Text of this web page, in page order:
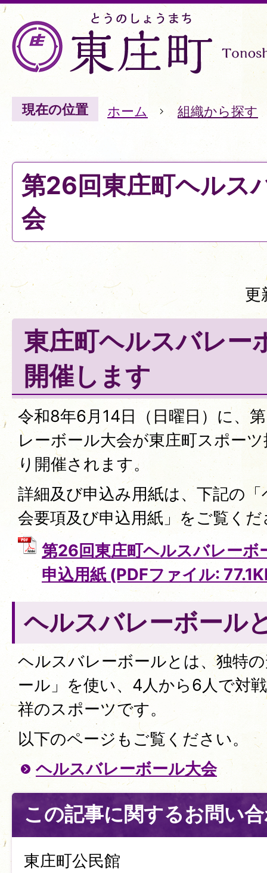
現在の位置 ホーム 組織から探す
第26回東庄町ヘルス
会
更
東庄町ヘルスバレー
開催します
令和8年6月14日（日曜日）に、
レーボール大会が東庄町スポー
り開催されます。
詳細及び申込み用紙は、下記の
会要項及び申込用紙」をご覧く
第26回東庄町ヘルスバレーボ
申込用紙 (PDFファイル:
ヘルスバレーボール
ヘルスバレーボールとは、独特
ール」を使い、4人から6人で対
祥のスポーツです。
以下のページもご覧ください。
ヘルスバレーボール大会
この記事に関するお問い
東庄町公民館